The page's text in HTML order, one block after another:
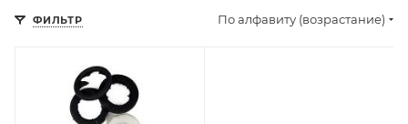
ФИЛЬТР По алфавиту (возрастание)